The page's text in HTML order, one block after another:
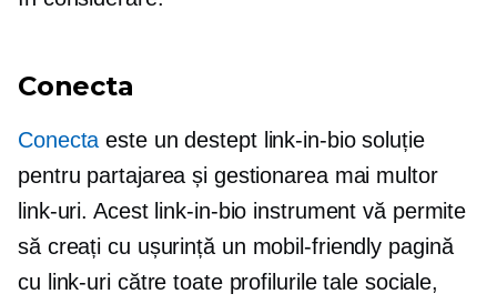
Conecta
Conecta este un destept link-in-biosoluție
pentru partajarea și gestionarea mai multor
link-uri. Acest link-in-bio instrument vă permite
să creați cu ușurință un mobil-friendly pagină
cu link-uri către toate profilurile tale sociale,